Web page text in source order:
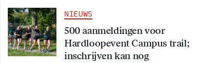
NIEUWS
500 aanmeldingen voor
Hardloopevent Campus trail;
inschrijven kan nog